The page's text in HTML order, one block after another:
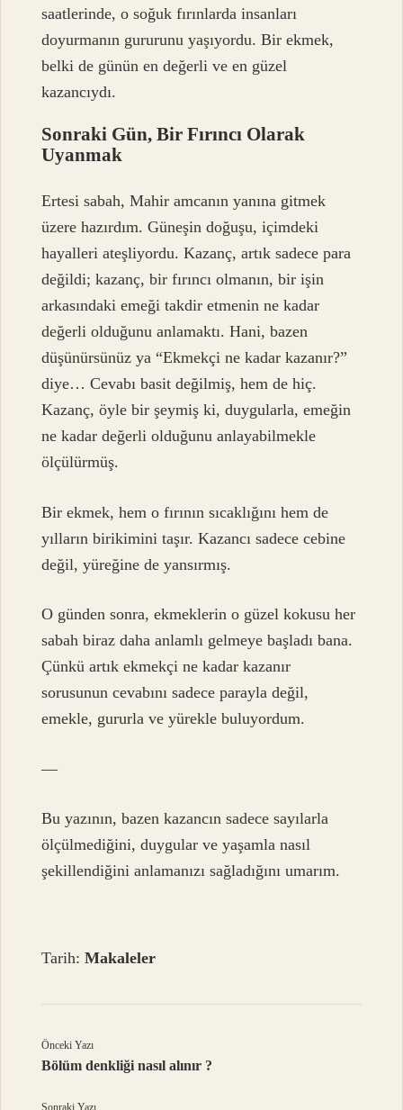
saatlerinde, o soğuk fırınlarda insanları
doyurmanın gururunu yaşıyordu. Bir ekmek,
belki de günün en değerli ve en güzel
kazancıydı.
Sonraki Gün, Bir Fırıncı Olarak
Uyanmak
Ertesi sabah, Mahir amcanın yanına gitmek
üzere hazırdım. Güneşin doğuşu, içimdeki
hayalleri ateşliyordu. Kazanç, artık sadece para
değildi; kazanç, bir fırıncı olmanın, bir işin
arkasındaki emeği takdir etmenin ne kadar
değerli olduğunu anlamaktı. Hani, bazen
düşünürsünüz ya “Ekmekçi ne kadar kazanır?”
diye… Cevabı basit değilmiş, hem de hiç.
Kazanç, öyle bir şeymiş ki, duygularla, emeğin
ne kadar değerli olduğunu anlayabilmekle
ölçülürmüş.
Bir ekmek, hem o fırının sıcaklığını hem de
yılların birikimini taşır. Kazancı sadece cebine
değil, yüreğine de yansırmış.
O günden sonra, ekmeklerin o güzel kokusu her
sabah biraz daha anlamlı gelmeye başladı bana.
Çünkü artık ekmekçi ne kadar kazanır
sorusunun cevabını sadece parayla değil,
emekle, gururla ve yürekle buluyordum.
—
Bu yazının, bazen kazancın sadece sayılarla
ölçülmediğini, duygular ve yaşamla nasıl
şekillendiğini anlamanızı sağladığını umarım.
Tarih:Makaleler
Önceki Yazı
Bölüm denkliği nasıl alınır ?
Sonraki Yazı